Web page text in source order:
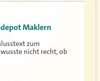
Maklern
zum
nicht recht, ob